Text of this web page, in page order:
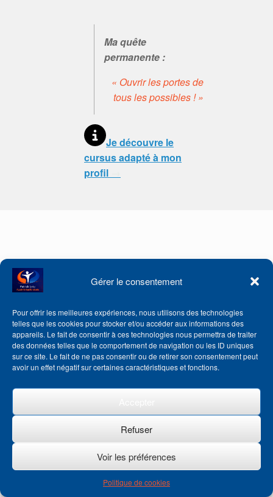
Gérer le consentement
Pour offrir les meilleures expériences, nous utilisons des technologies
telles que les cookies pour stocker et/ou accéder aux informations des
appareils. Le fait de consentir à ces technologies nous permettra de traiter
des données telles que le comportement de navigation ou les ID uniques
sur ce site. Le fait de ne pas consentir ou de retirer son consentement peut
avoir un effet négatif sur certaines caractéristiques et fonctions.
Refuser
Voir les préférences
Politique de cookies
Ma quête
permanente :
« Ouvrir les portes de
tous les possibles ! »
Je découvre le
cursus adapté à mon
profil